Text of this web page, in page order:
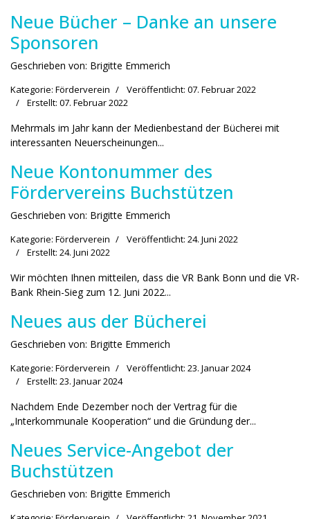
Neue Bücher – Danke an unsere
Sponsoren
Geschrieben von: Brigitte Emmerich
Kategorie: Förderverein
Veröffentlicht: 07. Februar 2022
Erstellt: 07. Februar 2022
Mehrmals im Jahr kann der Medienbestand der Bücherei mit
interessanten Neuerscheinungen...
Neue Kontonummer des
Fördervereins Buchstützen
Geschrieben von: Brigitte Emmerich
Kategorie: Förderverein
Veröffentlicht: 24. Juni 2022
Erstellt: 24. Juni 2022
Wir möchten Ihnen mitteilen, dass die VR Bank Bonn und die VR-
Bank Rhein-Sieg zum 12. Juni 2022...
Neues aus der Bücherei
Geschrieben von: Brigitte Emmerich
Kategorie: Förderverein
Veröffentlicht: 23. Januar 2024
Erstellt: 23. Januar 2024
Nachdem Ende Dezember noch der Vertrag für die
„Interkommunale Kooperation“ und die Gründung der...
Neues Service-Angebot der
Buchstützen
Geschrieben von: Brigitte Emmerich